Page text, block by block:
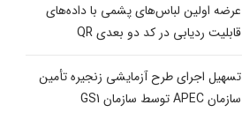
عرضه اولین لباس‌های پشمی با داده‌های
قابلیت ردیابی در کد دو بعدی QR
تسهیل اجرای طرح آزمایشی زنجیره تأمین
سازمان APEC توسط سازمان GS1